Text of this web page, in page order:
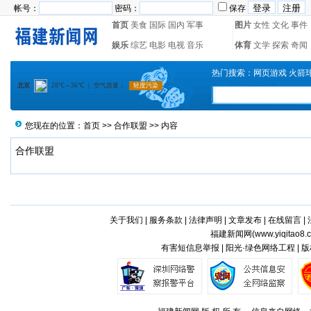
帐号： 密码：
保存
首页 美食 国际 国内 军事 图片 女性 文化 事件
娱乐 综艺 电影 电视 音乐 体育 文学 探索 奇闻
热门搜索： 网页游戏 火箭
您现在的位置： 首页 >> 合作联盟 >> 内容
合作联盟
关于我们 服务条款 法律声明 文章发布| 在线留言|
福建新闻网(
有害短信息举报 | 阳光·绿色网络工程 |